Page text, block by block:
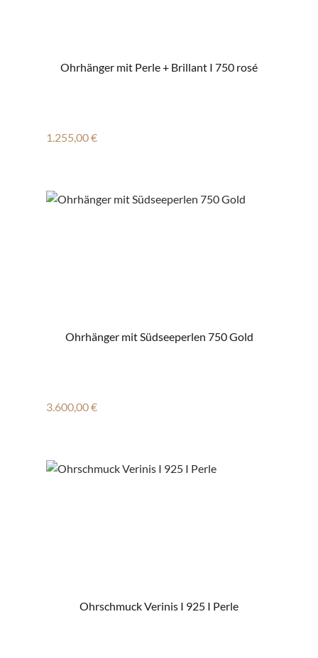
Ohrhänger mit Perle + Brillant I 750 rosé
Regulärer Preis:
1.255,00 €
Ohrhänger mit Südseeperlen 750 Gold
Regulärer Preis:
3.600,00 €
Ohrschmuck Verinis I 925 I Perle